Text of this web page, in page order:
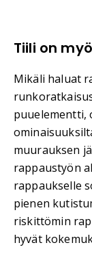
Tiili on
Mikäli haluat
puuelementti,
muurauksen
rappaustyön
rappaukselle
pienen
riskittömin
hyvät